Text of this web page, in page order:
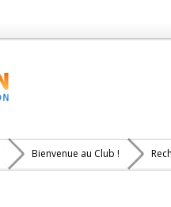
Bienvenue au Club !